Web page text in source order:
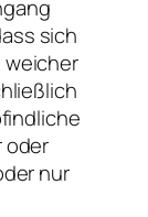
sich
weicher
oder
nur